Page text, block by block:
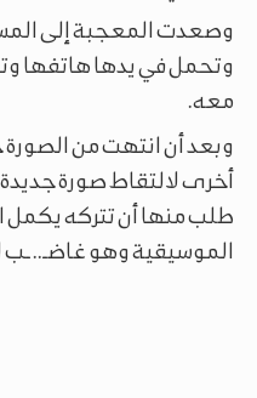
وصعدت المعجبة إلى
وتحمل في يدها هاتفها
معه.
وبعد أن انتهت من الصورة
أخرى لالتقاط صورة
طلب منها أن تتركه يكمل
الموسيقية وهو غاضـ.. ـب